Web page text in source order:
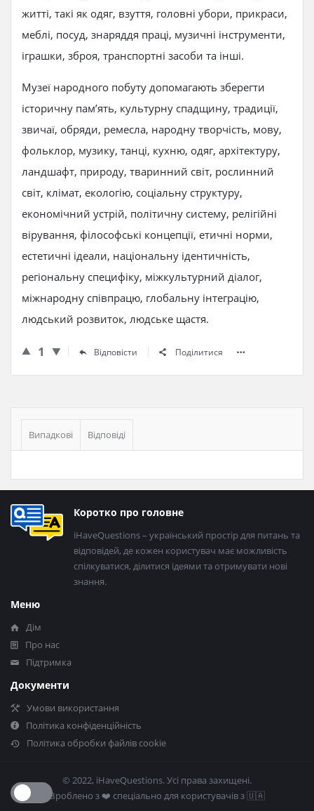
житті, такі як одяг, взуття, головні убори, прикраси,
меблі, посуд, знаряддя праці, музичні інструменти,
іграшки, зброя, транспортні засоби та інші.
Музеї народного побуту допомагають зберегти
історичну пам’ять, культурну спадщину, традиції,
звичаї, обряди, ремесла, народну творчість, мову,
фольклор, музику, танці, кухню, одяг, архітектуру,
ландшафт, природу, тваринний світ, рослинний
світ, клімат, екологію, соціальну структуру,
економічний устрій, політичну систему, релігійні
вірування, філософські концепції, етичні норми,
естетичні ідеали, національну ідентичність,
регіональну специфіку, міжкультурний діалог,
міжнародну співпрацю, глобальну інтеграцію,
людський розвиток, людське щастя.
1 Відповісти Поділитися
Бічна
панель
Випадкові Відповіді
Нижній
колонтитул
Коротко про головне
iHaveQuestions – український простір для питань та
відповідей, де кожен користувач має можливість
спілкуватися, ділитися ідеями та отримувати нові
знання.
Меню
Дім
Про нас
Підтримка
Документи
Умови використання
Політика конфіденційність
Політика обробки файлів cookie
© 2022, iHaveQuestions. Усі права захищені.
Зроблено з ❤️​ спеціально для користувачів з 🇺🇦​